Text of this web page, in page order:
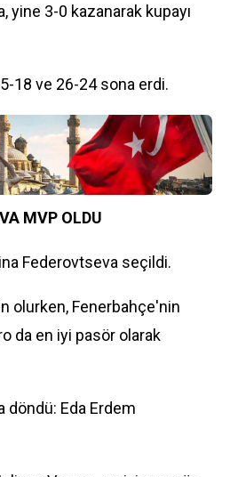
yine 3-0 kazanarak kupayı
18 ve 26-24 sona erdi.
MVP OLDU
Federovtseva seçildi.
olurken, Fenerbahçe'nin
da en iyi pasör olarak
döndü: Eda Erdem